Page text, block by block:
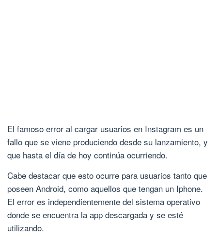
El famoso error al cargar usuarios en Instagram es un
fallo que se viene produciendo desde su lanzamiento, y
que hasta el día de hoy continúa ocurriendo.
Cabe destacar que esto ocurre para usuarios tanto que
poseen Android, como aquellos que tengan un Iphone.
El error es independientemente del sistema operativo
donde se encuentra la app descargada y se esté
utilizando.